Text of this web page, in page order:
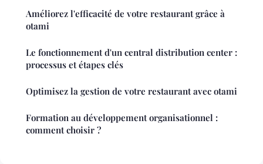
Améliorez l'efficacité de votre restaurant grâce à
otami
Le fonctionnement d'un central distribution center :
processus et étapes clés
Optimisez la gestion de votre restaurant avec otami
Formation au développement organisationnel :
comment choisir ?